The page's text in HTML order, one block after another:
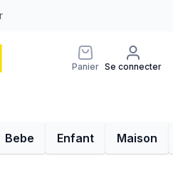
Panier Se connecter
Bebe Enfant Maison